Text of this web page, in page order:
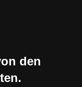
den